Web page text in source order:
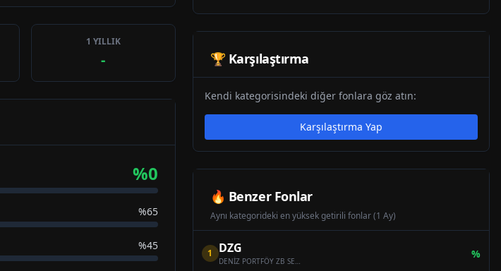
1 YILLIK
-
%0
%65
%45
🏆 Karşılaştırma
Kendi kategorisindeki diğer fonlara göz atın:
Karşılaştırma Yap
🔥 Benzer Fonlar
Aynı kategorideki en yüksek getirili fonlar (1 Ay)
1 DZG
DENİZ PORTFÖY ZB SERBEST (DÖVİZ) ÖZEL FON
%